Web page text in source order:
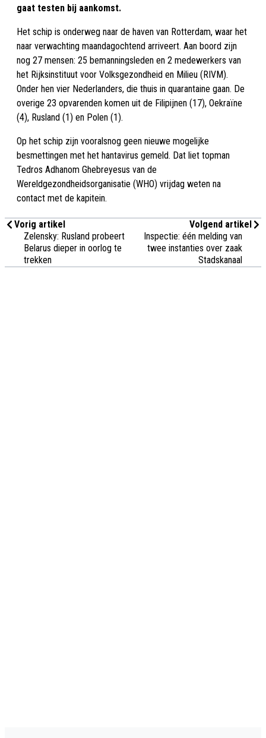
gaat testen bij aankomst.
Het schip is onderweg naar de haven van Rotterdam, waar het
naar verwachting maandagochtend arriveert. Aan boord zijn
nog 27 mensen: 25 bemanningsleden en 2 medewerkers van
het Rijksinstituut voor Volksgezondheid en Milieu (RIVM).
Onder hen vier Nederlanders, die thuis in quarantaine gaan. De
overige 23 opvarenden komen uit de Filipijnen (17), Oekraïne
(4), Rusland (1) en Polen (1).
Op het schip zijn vooralsnog geen nieuwe mogelijke
besmettingen met het hantavirus gemeld. Dat liet topman
Tedros Adhanom Ghebreyesus van de
Wereldgezondheidsorganisatie (WHO) vrijdag weten na
contact met de kapitein.
Vorig artikel
Zelensky: Rusland probeert
Belarus dieper in oorlog te
trekken
Volgend artikel
Inspectie: één melding van
twee instanties over zaak
Stadskanaal